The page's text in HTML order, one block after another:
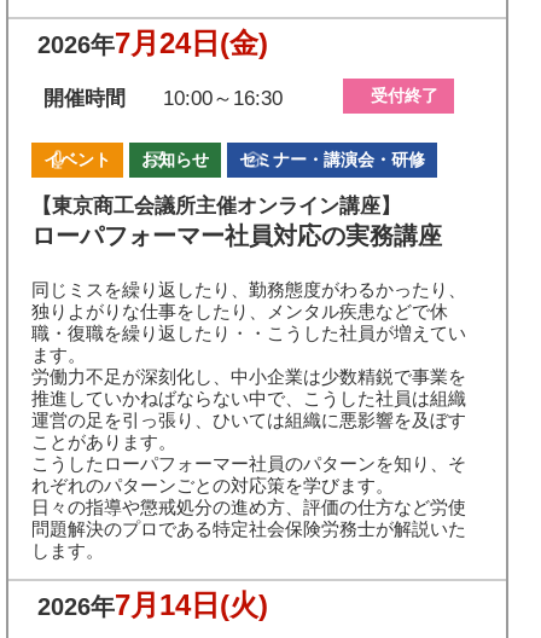
2026年7月24日 (金)
開催時間 10:00～16:30 受付終了
イベント お知らせ セミナー・講演会・研修
【東京商工会議所主催オンライン講座】
ローパフォーマー社員対応の実務講座
同じミスを繰り返したり、勤務態度がわるかったり、
独りよがりな仕事をしたり、メンタル疾患などで休
職・復職を繰り返したり・・こうした社員が増えてい
ます。
労働力不足が深刻化し、中小企業は少数精鋭で事業を
推進していかねばならない中で、こうした社員は組織
運営の足を引っ張り、ひいては組織に悪影響を及ぼす
ことがあります。
こうしたローパフォーマー社員のパターンを知り、そ
れぞれのパターンごとの対応策を学びます。
日々の指導や懲戒処分の進め方、評価の仕方など労使
問題解決のプロである特定社会保険労務士が解説いた
します。
2026年7月14日 (火)